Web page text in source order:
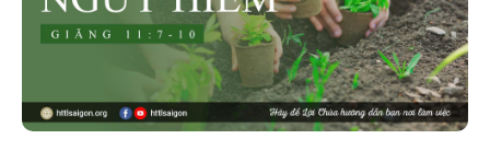
Dưỡng Linh
Thư viện
Bản tin